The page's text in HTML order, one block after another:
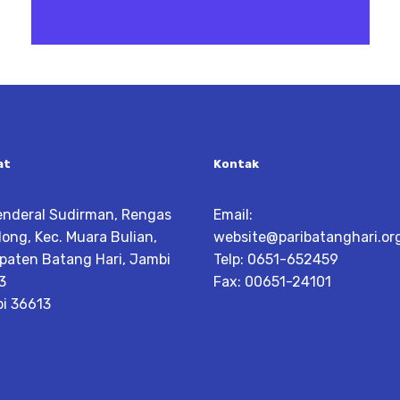
Sudirman, Rengas
Kec. Muara Bulian,
Batang Hari, Jambi
36613
Kontak
Email:
Telp: 0651-652459
Fax: 00651-24101